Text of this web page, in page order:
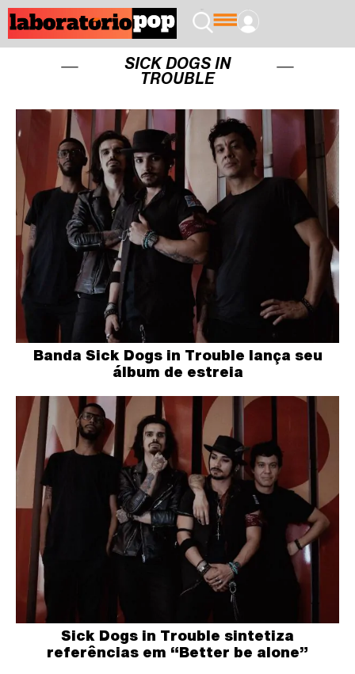
SICK DOGS IN
TROUBLE
Banda Sick Dogs in Trouble lança seu
álbum de estreia
Sick Dogs in Trouble sintetiza
referências em “Better be alone”